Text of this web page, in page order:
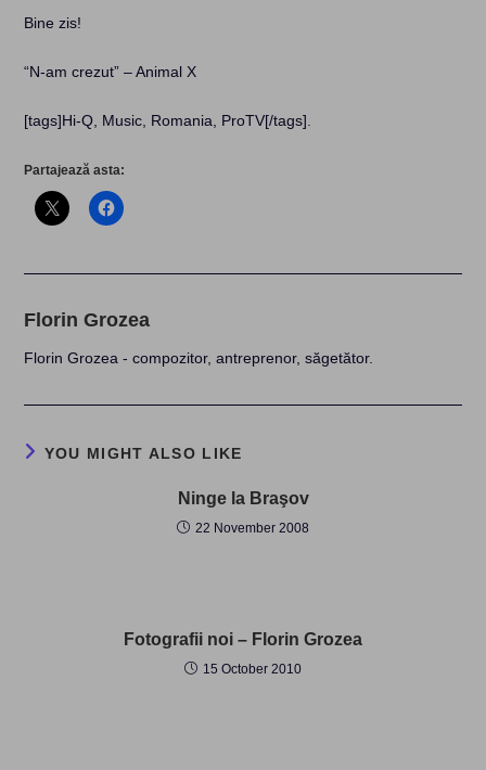
Bine zis!
“N-am crezut” – Animal X
[tags]Hi-Q, Music, Romania, ProTV[/tags]
Partajează asta:
Florin Grozea
Florin Grozea - compozitor, antreprenor, săgetător.
YOU MIGHT ALSO LIKE
Ninge la Braşov
22 November 2008
Fotografii noi – Florin Grozea
15 October 2010